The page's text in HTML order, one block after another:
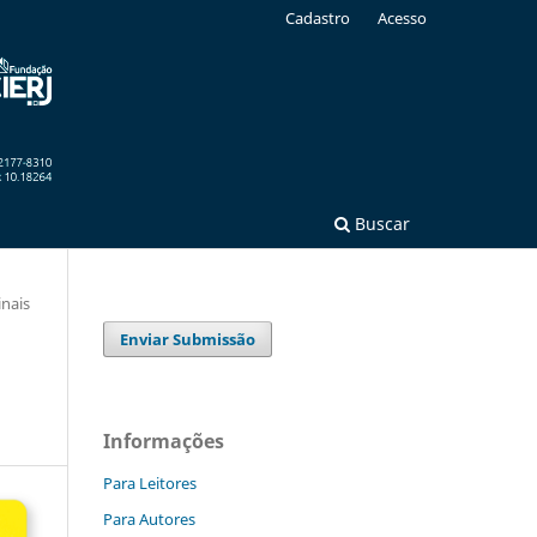
Buscar
Cadastro Acesso
Enviar Submissão
Informações
Para Leitores
Para Autores